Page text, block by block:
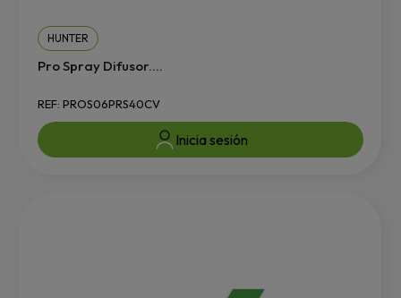
HUNTER
Pro Spray Difusor....
REF: PROS06PRS40CV
Inicia sesión